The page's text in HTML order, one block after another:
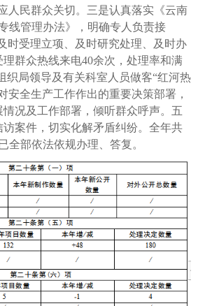
人民群众关切。三是认真落实《云南
线管理办法》，明确专人负责接
时受理立项、及时研究处理、及时办
理群众热线来电40余次，处理率和满
织局领导及有关科室人员做客“红河热
安全生产工作作出的重要决策部署，
况及工作部署，倾听群众呼声。五
案件，切实化解矛盾纠纷。全年共
全部依法依规办理、答复。